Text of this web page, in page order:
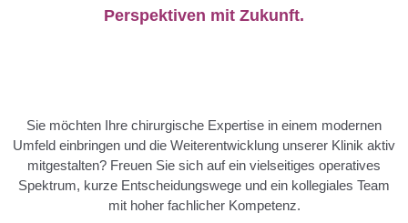
Perspektiven mit Zukunft.
Sie möchten Ihre chirurgische Expertise in einem modernen
Umfeld einbringen und die Weiterentwicklung unserer Klinik aktiv
mitgestalten? Freuen Sie sich auf ein vielseitiges operatives
Spektrum, kurze Entscheidungswege und ein kollegiales Team
mit hoher fachlicher Kompetenz.